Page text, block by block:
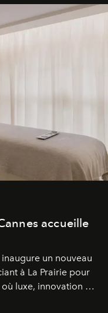
accueille
un nouveau
à La Prairie pour
luxe, innovation et